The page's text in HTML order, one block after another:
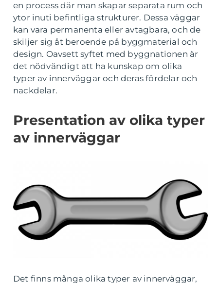
en process där man skapar separata rum och
ytor inuti befintliga strukturer. Dessa väggar
kan vara permanenta eller avtagbara, och de
skiljer sig åt beroende på byggmaterial och
design. Oavsett syftet med byggnationen är
det nödvändigt att ha kunskap om olika
typer av innerväggar och deras fördelar och
nackdelar.
Presentation av olika typer
av innerväggar
Det finns många olika typer av innerväggar,